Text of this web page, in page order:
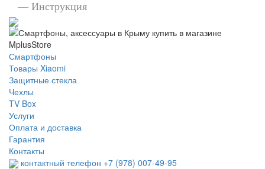
— Инструкция
Смартфоны
Товары Xiaomi
Защитные стекла
Чехлы
TV Box
Услуги
Оплата и доставка
Гарантия
Контакты
контактный телефон +7 (978) 007-49-95